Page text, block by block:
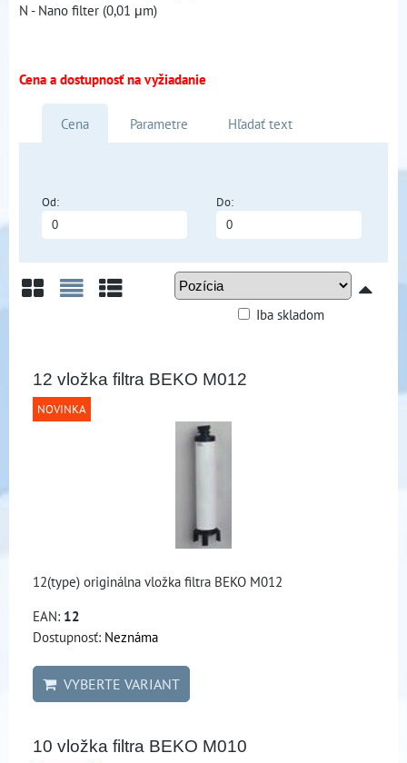
N - Nano filter (0,01 μm)
Cena a dostupnosť na vyžiadanie
Cena Parametre Hľadať text
Od: Do:
Iba skladom
12 vložka filtra BEKO M012
NOVINKA
12(type) originálna vložka filtra BEKO M012
EAN: 12
Dostupnosť: Neznáma
VYBERTE VARIANT
10 vložka filtra BEKO M010